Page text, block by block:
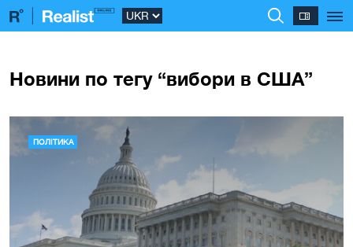
Новини по тегу “вибори в США”
ПОЛІТИКА